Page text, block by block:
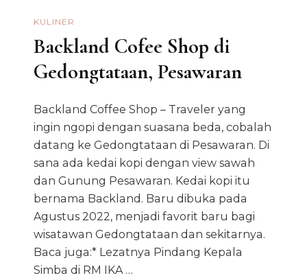
KULINER
Backland Cofee Shop di
Gedongtataan, Pesawaran
Backland Coffee Shop – Traveler yang
ingin ngopi dengan suasana beda, cobalah
datang ke Gedongtataan di Pesawaran. Di
sana ada kedai kopi dengan view sawah
dan Gunung Pesawaran. Kedai kopi itu
bernama Backland. Baru dibuka pada
Agustus 2022, menjadi favorit baru bagi
wisatawan Gedongtataan dan sekitarnya.
Baca juga:* Lezatnya Pindang Kepala
Simba di RM IKA …